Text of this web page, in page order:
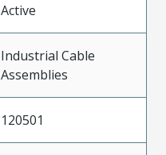
Active
Industrial Cable
Assemblies
120501